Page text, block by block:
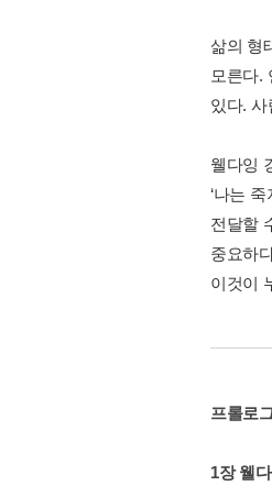
삶의 형
모른다.
있다.
웰다잉
‘나는
전달할
중요하
이것이
프롤로
1장 웰